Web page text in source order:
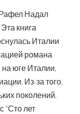
Надал
книга
Италии
романа
на юге Италии,
Из-за того,
поколений,
“Сто лет